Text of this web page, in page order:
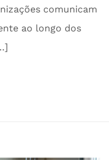
comunicam
ao longo dos